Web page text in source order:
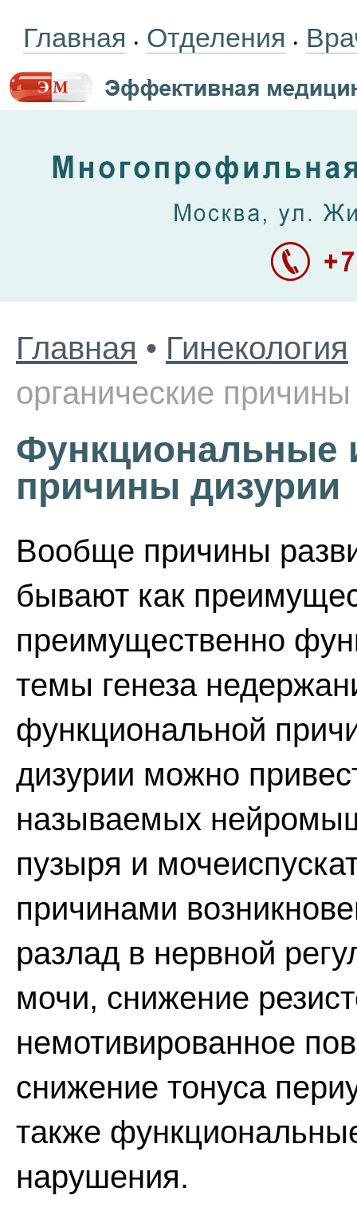
Главная • Отделения •
Главная • Гинекология
органические
Функциональные
причины дизурии
Вообще причины
бывают как
преимущественно
темы генеза
функциональной
дизурии можно
называемых
пузыря и
причинами
разлад в нервной
мочи, снижение
немотивированное
снижение тонуса
также
нарушения.